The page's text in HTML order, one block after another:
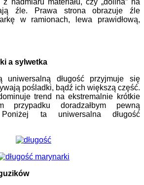
źle. Prawa strona obrazuje źle
w ramionach, lewa prawidłową,
a sylwetka
uniwersalną długość przyjmuje się
pośladki, bądź ich większą część.
trend na ekstremalnie krótkie
przypadku doradzałbym pewną
Poniżej ta uniwersalna długość